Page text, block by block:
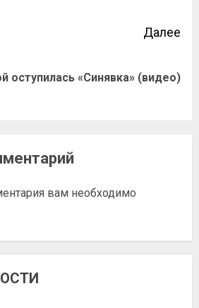
Далее
оступилась «Синявка» (видео)
вам необходимо